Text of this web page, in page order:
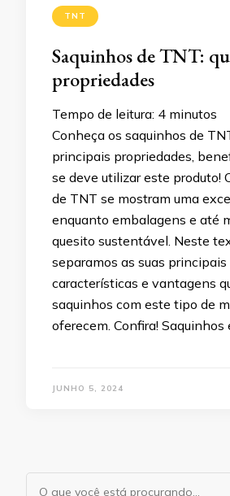
TNT
Saquinhos de TNT:
propriedades
Tempo de leitura: 4 minutos
Conheça os saquinhos de
principais propriedades,
se deve utilizar este produto!
de TNT se mostram uma
enquanto embalagens e até
quesito sustentável. Neste
separamos as suas principais
características e vantagens
saquinhos com este tipo de
oferecem. Confira! Saquinhos
JUNHO 5, 2024
Procurando